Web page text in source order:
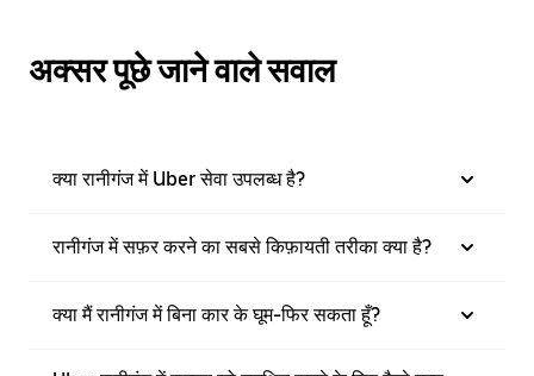
अक्सर पूछे जाने वाले सवाल
क्या रानीगंज में Uber सेवा उपलब्ध है?
रानीगंज में सफ़र करने का सबसे किफ़ायती तरीका क्या है?
क्या मैं रानीगंज में बिना कार के घूम-फिर सकता हूँ?